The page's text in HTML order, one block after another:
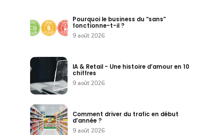
Pourquoi le business du “sans”
fonctionne-t-il ?
9 août 2026
IA & Retail - Une histoire d’amour en 10
chiffres
9 août 2026
Comment driver du trafic en début
d’année ?
9 août 2026